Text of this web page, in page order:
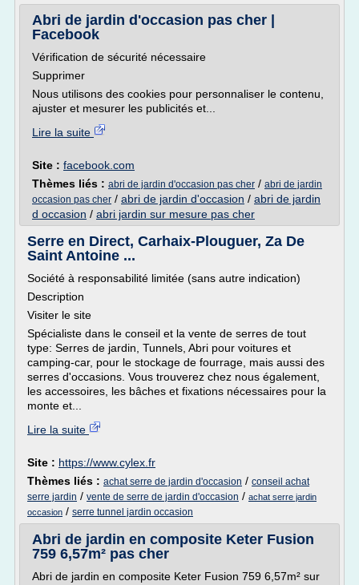
Abri de jardin d'occasion pas cher |
Facebook
Vérification de sécurité nécessaire
Supprimer
Nous utilisons des cookies pour personnaliser le contenu,
ajuster et mesurer les publicités et...
Lire la suite
Site : facebook.com
Thèmes liés : abri de jardin d'occasion pas cher / abri de jardin
occasion pas cher / abri de jardin d'occasion / abri de jardin
d occasion / abri jardin sur mesure pas cher
Serre en Direct, Carhaix-Plouguer, Za De
Saint Antoine ...
Société à responsabilité limitée (sans autre indication)
Description
Visiter le site
Spécialiste dans le conseil et la vente de serres de tout
type: Serres de jardin, Tunnels, Abri pour voitures et
camping-car, pour le stockage de fourrage, mais aussi des
serres d'occasions. Vous trouverez chez nous également,
les accessoires, les bâches et fixations nécessaires pour la
monte et...
Lire la suite
Site : https://www.cylex.fr
Thèmes liés : achat serre de jardin d'occasion / conseil achat
serre jardin / vente de serre de jardin d'occasion / achat serre jardin
occasion / serre tunnel jardin occasion
Abri de jardin en composite Keter Fusion
759 6,57m² pas cher
Abri de jardin en composite Keter Fusion 759 6,57m² sur